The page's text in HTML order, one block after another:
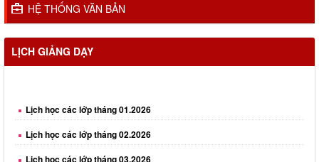
HỆ THỐNG VĂN BẢN
LỊCH GIẢNG DẠY
Lịch học các lớp tháng 02.2026
Lịch học các lớp tháng 03.2026